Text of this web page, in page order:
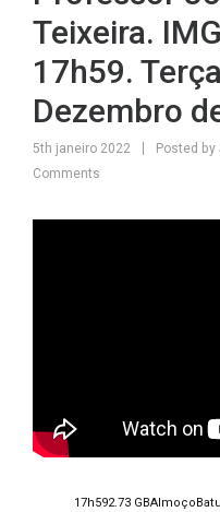
Teixeira.
17h59.
Dezembro
5th janeiro 2022 Posted by
Comments
17h592.73 GBAlmoço